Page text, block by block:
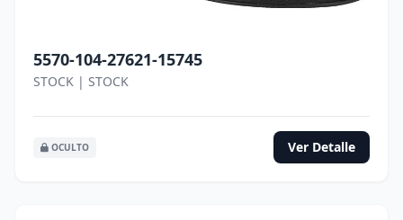
5570-104-27621-15745
STOCK | STOCK
OCULTO Ver Detalle